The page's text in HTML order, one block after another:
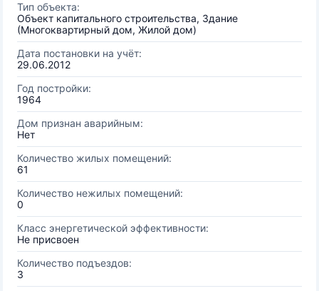
Тип объекта:
Объект капитального строительства, Здание
(Многоквартирный дом, Жилой дом)
Дата постановки на учёт:
29.06.2012
Год постройки:
1964
Дом признан аварийным:
Нет
Количество жилых помещений:
61
Количество нежилых помещений:
0
Класс энергетической эффективности:
Не присвоен
Количество подъездов:
3